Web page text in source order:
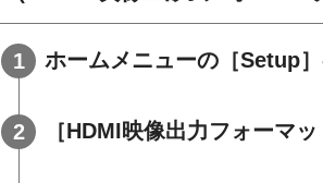
ホームメニューの［Setup
［HDMI映像出力フォーマッ